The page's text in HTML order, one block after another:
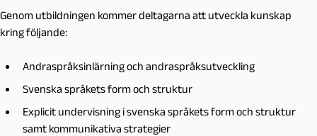
Genom utbildningen kommer deltagarna att utveckla kunskap
kring följande:
Andraspråksinlärning och andraspråksutveckling
Svenska språkets form och struktur
Explicit undervisning i svenska språkets form och struktur
samt kommunikativa strategier